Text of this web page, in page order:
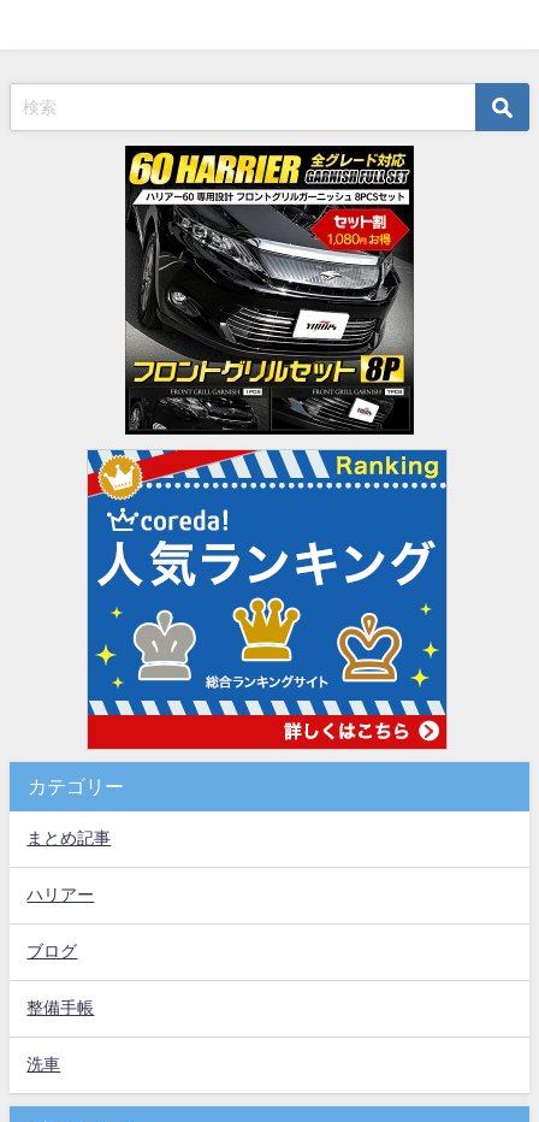
カテゴリー
まとめ記事
ハリアー
ブログ
整備手帳
洗車